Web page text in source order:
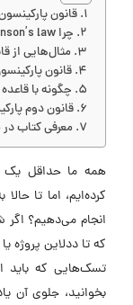
قانون
چرا Parkinson’s law درست است؟
مثال‌هایی از
قانون
چگونه با
قانون دوم
معرفی کتاب در
همه ما حداقل یک
کرده‌ایم، اما تا
انجام می‌دهیم؟ اگر
که تا ددلاین پروژه
تسک‌هایی که باید
بخوانید، جلوی آن